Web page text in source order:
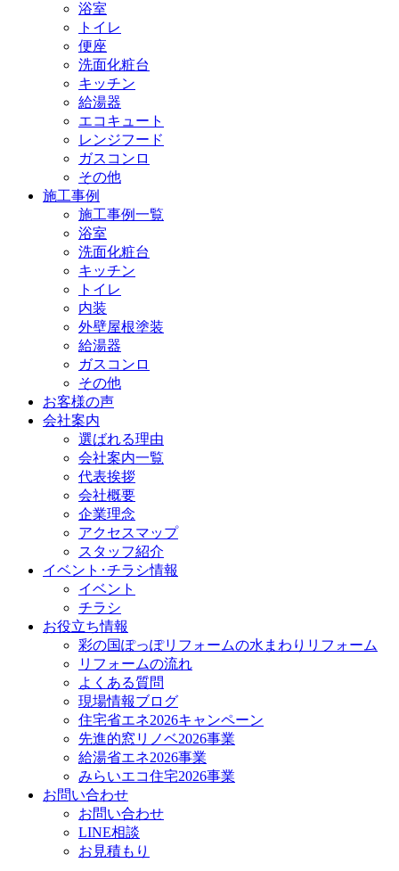
浴室
トイレ
便座
洗面化粧台
キッチン
給湯器
エコキュート
レンジフード
ガスコンロ
その他
施工事例
施工事例一覧
浴室
洗面化粧台
キッチン
トイレ
内装
外壁屋根塗装
給湯器
ガスコンロ
その他
お客様の声
会社案内
選ばれる理由
会社案内一覧
代表挨拶
会社概要
企業理念
アクセスマップ
スタッフ紹介
イベント･チラシ情報
イベント
チラシ
お役立ち情報
彩の国ぽっぽリフォームの水まわりリフォーム
リフォームの流れ
よくある質問
現場情報ブログ
住宅省エネ2026キャンペーン
先進的窓リノベ2026事業
給湯省エネ2026事業
みらいエコ住宅2026事業
お問い合わせ
お問い合わせ
LINE相談
お見積もり